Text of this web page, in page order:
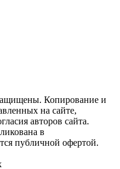
Копирование и
на сайте,
авторов сайта.
в
публичной офертой.